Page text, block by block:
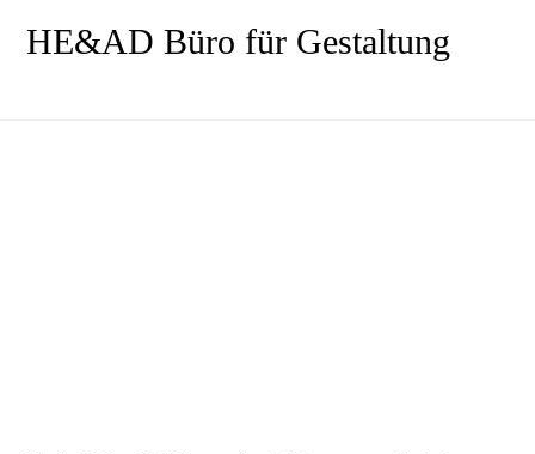
HE&AD Büro für Gestaltung